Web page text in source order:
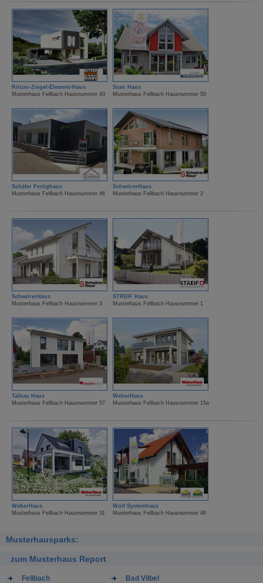
Rötzer-Ziegel-Element-Haus
Musterhaus Fellbach Hausnummer 43
Scan Haus
Musterhaus Fellbach Hausnummer 50
Schäfer Fertighaus
Musterhaus Fellbach Hausnummer 46
SchwörerHaus
Musterhaus Fellbach Hausnummer 2
SchwörerHaus
Musterhaus Fellbach Hausnummer 3
STREIF Haus
Musterhaus Fellbach Hausnummer 1
Talbau Haus
Musterhaus Fellbach Hausnummer 57
WeberHaus
Musterhaus Fellbach Hausnummer 15a
WeberHaus
Musterhaus Fellbach Hausnummer 31
Wolf Systemhaus
Musterhaus Fellbach Hausnummer 48
Musterhausparks:
zum Musterhaus Report
Fellbach
Bad Vilbel